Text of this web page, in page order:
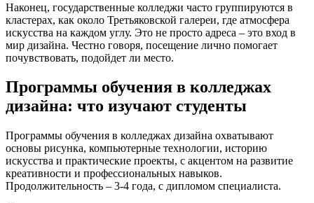
Наконец, государственные колледжи часто группируются в
кластерах, как около Третьяковской галереи, где атмосфера
искусства на каждом углу. Это не просто адреса – это вход в
мир дизайна. Честно говоря, посещение лично помогает
почувствовать, подойдет ли место.
Программы обучения в колледжах
дизайна: что изучают студенты
Программы обучения в колледжах дизайна охватывают
основы рисунка, компьютерные технологии, историю
искусства и практические проекты, с акцентом на развитие
креативности и профессиональных навыков.
Продолжительность – 3-4 года, с дипломом специалиста.